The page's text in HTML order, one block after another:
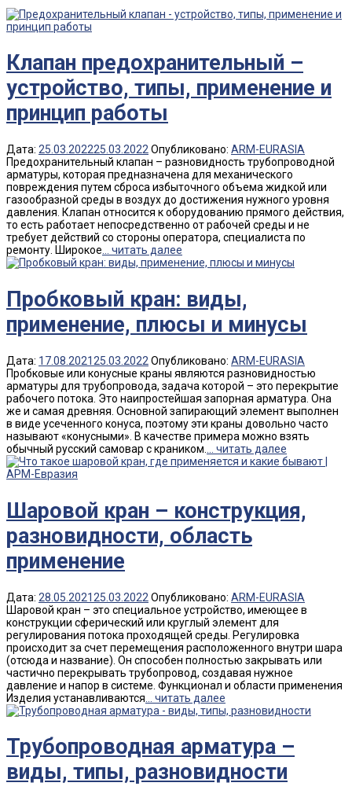
Клапан предохранительный –
устройство, типы, применение и
принцип работы
Дата: 25.03.202225.03.2022Опубликовано: ARM-EURASIA
Предохранительный клапан – разновидность трубопроводной
арматуры, которая предназначена для механического
повреждения путем сброса избыточного объема жидкой или
газообразной среды в воздух до достижения нужного уровня
давления. Клапан относится к оборудованию прямого действия,
то есть работает непосредственно от рабочей среды и не
требует действий со стороны оператора, специалиста по
ремонту. Широкое... читать далее
Пробковый кран: виды,
применение, плюсы и минусы
Дата: 17.08.202125.03.2022 Опубликовано: ARM-EURASIA
Пробковые или конусные краны являются разновидностью
арматуры для трубопровода, задача которой – это перекрытие
рабочего потока. Это наипростейшая запорная арматура. Она
же и самая древняя. Основной запирающий элемент выполнен
в виде усеченного конуса, поэтому эти краны довольно часто
называют «конусными». В качестве примера можно взять
обычный русский самовар с краником.
... читать далее
Шаровой кран – конструкция,
разновидности, область
применение
Дата: 28.05.202125.03.2022 Опубликовано: ARM-EURASIA
Шаровой кран – это специальное устройство, имеющее в
конструкции сферический или круглый элемент для
регулирования потока проходящей среды. Регулировка
происходит за счет перемещения расположенного внутри шара
(отсюда и название). Он способен полностью закрывать или
частично перекрывать трубопровод, создавая нужное
давление и напор в системе. Функционал и области применения
Изделия устанавливаются ... читать далее
Трубопроводная арматура –
виды, типы, разновидности